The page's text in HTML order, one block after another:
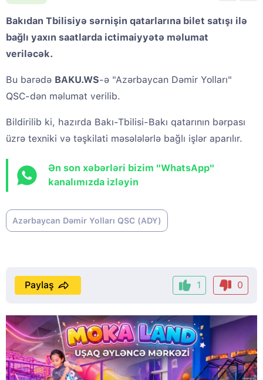
Bakıdan Tbilisiyə sərnişin qatarlarına bilet satışı ilə
bağlı yaxın saatlarda ictimaiyyətə məlumat
veriləcək.
Bu barədə BAKU.WS-ə "Azərbaycan Dəmir Yolları"
QSC-dən məlumat verilib.
Bildirilib ki, hazırda Bakı-Tbilisi-Bakı qatarının bərpası
üzrə texniki və təşkilati məsələlərlə bağlı işlər aparılır.
Ən son xəbərləri bizim "WhatsApp"
kanalımızda izləyin
Azərbaycan Dəmir Yolları QSC (ADY)
1 0
Paylaş